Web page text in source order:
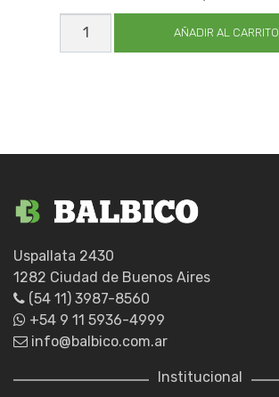
FRESA
PUNTA
CILIND
AÑADIR AL CARRITO
Uspallata 2430
1282 Ciudad de Buenos Aires
(54 11) 3987-8560
+54 9 11 5936-4999
info@balbico.com.ar
Institucional